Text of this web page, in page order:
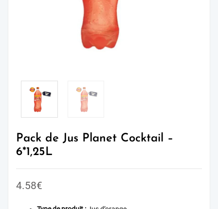
Pack de Jus Planet Cocktail –
6*1,25L
4.58€